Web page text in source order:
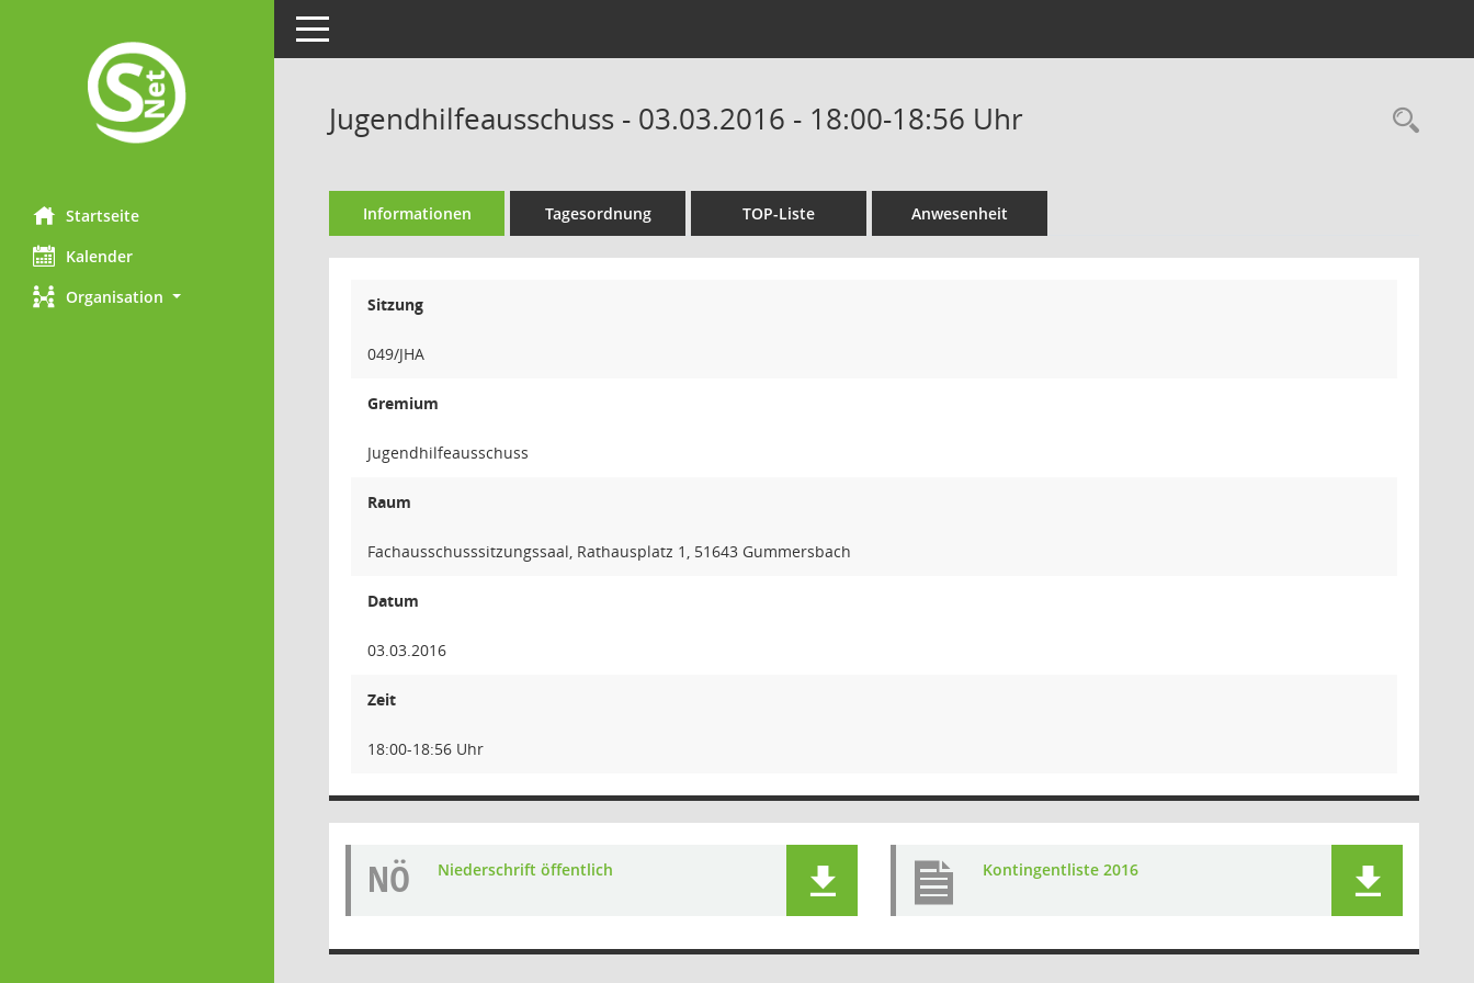
Startseite
Kalender
Organisation
Toggle navigation
Jugendhilfeausschuss - 03.03.2016 - 18:00-18:56 Uhr
Informationen Tagesordnung TOP-Liste Anwesenheit
Sitzung
049/JHA
Gremium
Jugendhilfeausschuss
Raum
Fachausschusssitzungssaal, Rathausplatz 1, 51643 Gummersbach
Datum
03.03.2016
Zeit
18:00-18:56 Uhr
NÖ Niederschrift öffentlich Kontingentliste 2016